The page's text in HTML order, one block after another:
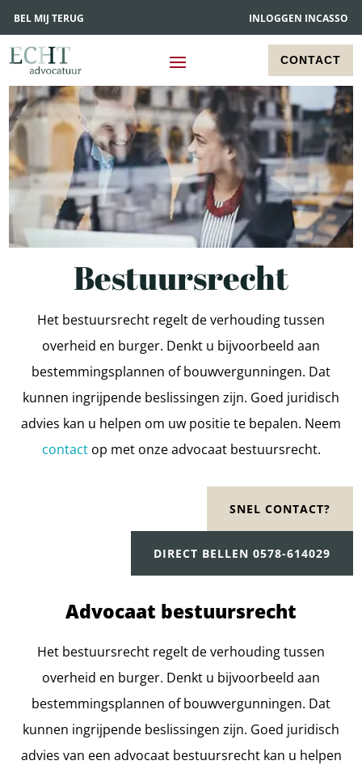
BEL MIJ TERUG INLOGGEN INCASSO
CONTACT
Bestuursrecht
Het bestuursrecht regelt de verhouding tussen
overheid en burger. Denkt u bijvoorbeeld aan
bestemmingsplannen of bouwvergunningen. Dat
kunnen ingrijpende beslissingen zijn. Goed juridisch
advies kan u helpen om uw positie te bepalen. Neem
contactop met onze advocaat bestuursrecht.
SNEL CONTACT?
DIRECT BELLEN 0578-614029
Advocaat bestuursrecht
Het bestuursrecht regelt de verhouding tussen
overheid en burger. Denkt u bijvoorbeeld aan
bestemmingsplannen of bouwvergunningen. Dat
kunnen ingrijpende beslissingen zijn. Goed juridisch
advies van een advocaat bestuursrecht kan u helpen